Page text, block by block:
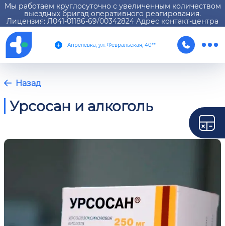
Мы работаем круглосуточно с увеличенным количеством
выездных бригад оперативного реагирования.
Лицензия: Л041-01186-69/00342824 Адрес контакт-центра
Апрелевка, ул. Февральская, 40**
Назад
Урсосан и алкоголь